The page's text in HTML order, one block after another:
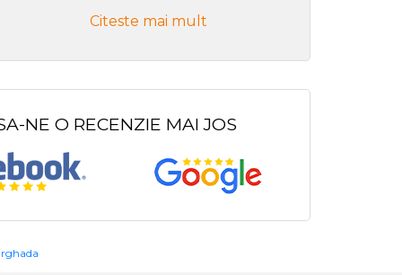
Citeste mai mult
NE O RECENZIE MAI JOS